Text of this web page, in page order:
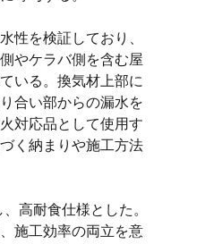
性を検証しており、
やケラバ側を含む屋
いる。換気材上部に
合い部からの漏水を
対応品として使用す
く納まりや施工方法
高耐食仕様とした。
施工効率の両立を意